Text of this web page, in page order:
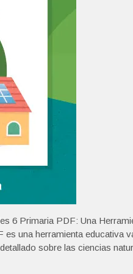
6 Primaria PDF: Una
una herramienta educativa
sobre las ciencias